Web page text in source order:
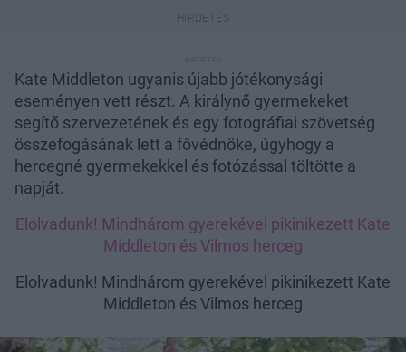
Kate Middleton ugyanis újabb jótékonysági
eseményen vett részt. A királynő gyermekeket
segítő szervezetének és egy fotográfiai szövetség
összefogásának lett a fővédnöke, úgyhogy a
hercegné gyermekekkel és fotózással töltötte a
napját.
Elolvadunk! Mindhárom gyerekével pikinikezett Kate
Middleton és Vilmos herceg
Elolvadunk! Mindhárom gyerekével pikinikezett Kate
Middleton és Vilmos herceg